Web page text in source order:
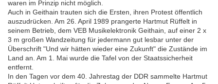
waren im Prinzip nicht möglich.
Auch in Geithain trauten sich die Ersten, ihren Protest öffentlich
auszudrücken. Am 26. April 1989 prangerte Hartmut Rüffelt in
seinem Betrieb, dem VEB Musikelektronik Geithain, auf einer 2 x
3 m großen Wandzeitung für jedermann gut lesbar unter der
Überschrift "Und wir hätten wieder eine Zukunft" die Zustände im
Land an. Am 1. Mai wurde die Tafel von der Staatssicherheit
entfernt.
In den Tagen vor dem 40. Jahrestag der DDR sammelte Hartmut